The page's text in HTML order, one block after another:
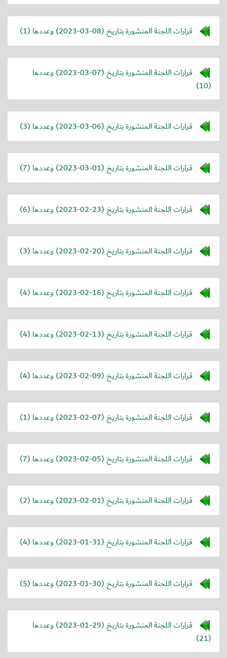
قرارات اللجنة المنشورة بتاريخ (2023-03-08) وعددها (1)
قرارات اللجنة المنشورة بتاريخ (2023-03-07) وعددها
(10)
قرارات اللجنة المنشورة بتاريخ (2023-03-06) وعددها (3)
قرارات اللجنة المنشورة بتاريخ (2023-03-01) وعددها (7)
قرارات اللجنة المنشورة بتاريخ (2023-02-23) وعددها (6)
قرارات اللجنة المنشورة بتاريخ (2023-02-20) وعددها (3)
قرارات اللجنة المنشورة بتاريخ (2023-02-16) وعددها (4)
قرارات اللجنة المنشورة بتاريخ (2023-02-13) وعددها (4)
قرارات اللجنة المنشورة بتاريخ (2023-02-09) وعددها (4)
قرارات اللجنة المنشورة بتاريخ (2023-02-07) وعددها (1)
قرارات اللجنة المنشورة بتاريخ (2023-02-05) وعددها (7)
قرارات اللجنة المنشورة بتاريخ (2023-02-01) وعددها (2)
قرارات اللجنة المنشورة بتاريخ (2023-01-31) وعددها (4)
قرارات اللجنة المنشورة بتاريخ (2023-01-30) وعددها (5)
قرارات اللجنة المنشورة بتاريخ (2023-01-29) وعددها
(21)